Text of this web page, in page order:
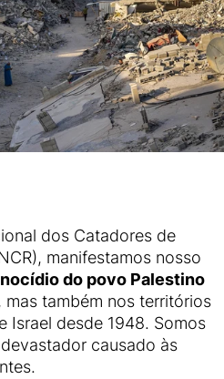
dos Catadores de
manifestamos nosso
do povo Palestino
mas também nos territórios
Israel desde 1948. Somos
causado às